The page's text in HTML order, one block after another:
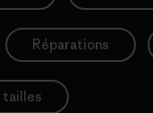
Réparations
tailles